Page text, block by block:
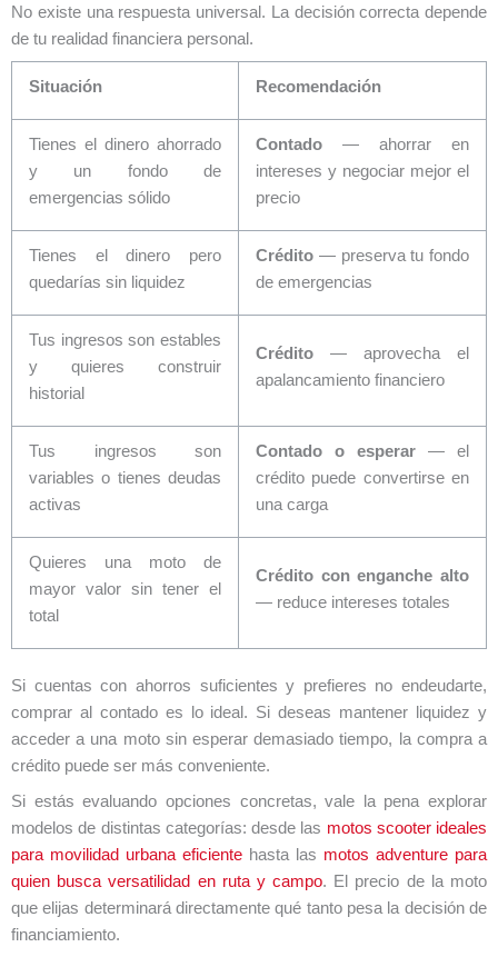
No existe una respuesta universal. La decisión correcta depende
de tu realidad financiera personal.
Situación Recomendación
Tienes el dinero ahorrado
y un fondo de
emergencias sólido
Contado— ahorrar en
intereses y negociar mejor el
precio
Tienes el dinero pero
quedarías sin liquidez
Crédito— preserva tu fondo
de emergencias
Tus ingresos son estables
y quieres construir
historial
Crédito— aprovecha el
apalancamiento financiero
Tus ingresos son
variables o tienes deudas
activas
Contado o esperar — el
crédito puede convertirse en
una carga
Quieres una moto de
mayor valor sin tener el
total
Crédito con enganche alto
— reduce intereses totales
Si cuentas con ahorros suficientes y prefieres no endeudarte,
comprar al contado es lo ideal. Si deseas mantener liquidez y
acceder a una moto sin esperar demasiado tiempo, la compra a
crédito puede ser más conveniente.
Si estás evaluando opciones concretas, vale la pena explorar
modelos de distintas categorías: desde las motos scooter ideales
para movilidad urbana eficiente hasta las motos adventure para
quien busca versatilidad en ruta y campo. El precio de la moto
que elijas determinará directamente qué tanto pesa la decisión de
financiamiento.